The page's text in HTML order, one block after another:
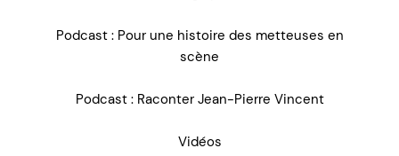
Podcast : Pour une histoire des metteuses en
scène
Podcast : Raconter Jean-Pierre Vincent
Vidéos